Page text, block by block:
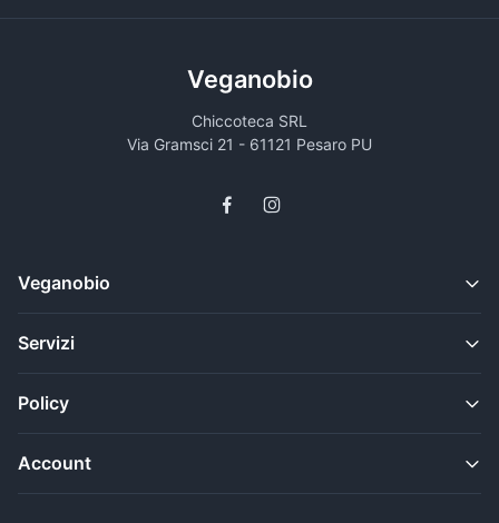
Veganobio
Chiccoteca SRL
Via Gramsci 21 - 61121 Pesaro PU
Veganobio
Servizi
Policy
Account